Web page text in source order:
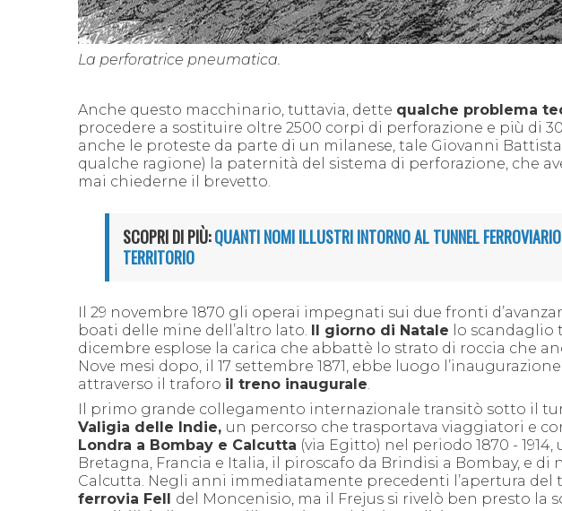
La perforatrice pneumatica.
Anche questo macchinario, tuttavia, dette qualche problema
procedere a sostituire oltre 2500 corpi di perforazione e più di
anche le proteste da parte di un milanese, tale Giovanni
qualche ragione) la paternità del sistema di perforazione, che
mai chiederne il brevetto.
SCOPRI DI PIÙ:QUANTI NOMI ILLUSTRI INTORNO AL TUNNEL
TERRITORIO
Il 29 novembre 1870 gli operai impegnati sui due fronti
boati delle mine dell’altro lato.
Il giorno di Natale lo scandaglio
dicembre esplose la carica che abbattè lo strato di roccia che
Nove mesi dopo, il 17 settembre 1871, ebbe luogo
attraverso il traforo il treno inaugurale.
Il primo grande collegamento internazionale transitò sotto il
Valigia delle Indie, un percorso che trasportava viaggiatori e
Londra a Bombay e Calcutta (via Egitto) nel periodo 1870 - 1914,
Bretagna, Francia e Italia, il
piroscafo da Brindisi a Bombay, e di
Calcutta. Negli anni immediatamente precedenti l’apertura del
ferrovia Fell del Moncenisio, ma il Frejus si rivelò ben presto la